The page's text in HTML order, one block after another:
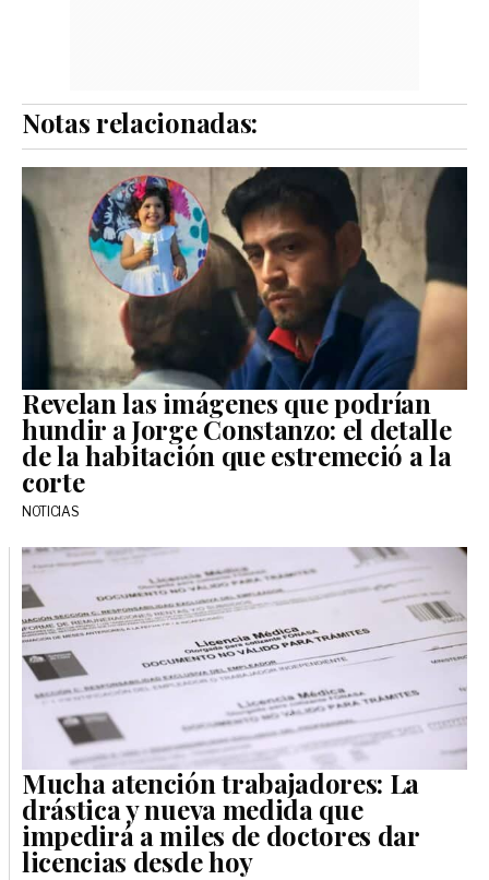
Notas relacionadas:
Revelan las imágenes que podrían
hundir a Jorge Constanzo: el detalle
de la habitación que estremeció a la
corte
NOTICIAS
Mucha atención trabajadores: La
drástica y nueva medida que
impedirá a miles de doctores dar
licencias desde hoy